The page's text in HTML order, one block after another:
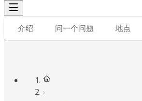
介绍 问一个问题 地点